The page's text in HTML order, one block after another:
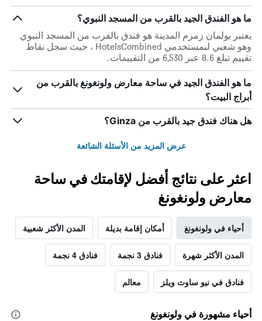
ما هو الفندق الجيد بالقرب من المسجد النبوي؟
يعتبر بولمان زمزم المدينة هو فندق بالقرب من المسجد النبوي
وهو شعبي لبمستخدمي HotelsCombined ، حيث سجل نقاط
تقييم تبلغ 8.6 عبر 6,530 من التقييمات.
ما هو الفندق الجيد في ساحة معارض ولونغونغ بالقرب من
أبراج البيت؟
هل هناك فندق جيد بالقرب من Ginza؟
عرض المزيد من الأسئلة الشائعة
اعثر على نتائج أفضل لإقامتك في ساحة
معارض ولونغونغ
أحياء في ولونغونغ أمكان إقامة بديلة المدن الأكثر شعبية
المدن الأكثر شهرة فنادق 3 نجمة فنادق 4 نجمة
فنادق في نيو ساوث ويلز معالم
أحياء مشهورة في ولونغونغ